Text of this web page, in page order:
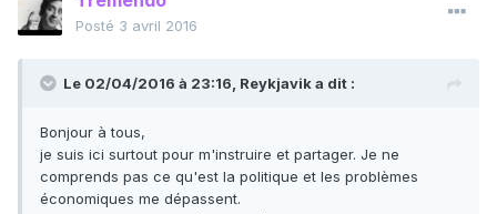
Posté 3 avril 2016
Le 02/04/2016 à 23:16, Reykjavik a dit :
Bonjour à tous,
je suis ici surtout pour m'instruire et partager. Je ne
comprends pas ce qu'est la politique et les problèmes
économiques me dépassent.